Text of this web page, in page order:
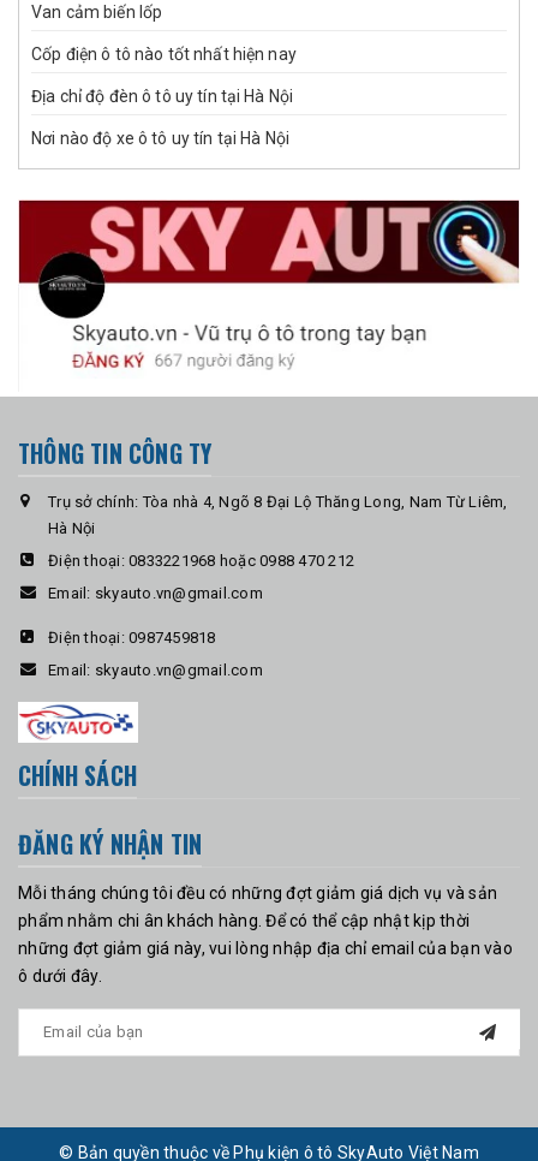
Van cảm biến lốp
Cốp điện ô tô nào tốt nhất hiện nay
Địa chỉ độ đèn ô tô uy tín tại Hà Nội
Nơi nào độ xe ô tô uy tín tại Hà Nội
THÔNG TIN CÔNG TY
Trụ sở chính: Tòa nhà 4, Ngõ 8 Đại Lộ Thăng Long, Nam Từ Liêm,
Hà Nội
Điện thoại: 0833221968 hoặc 0988 470 212
Email: skyauto.vn@gmail.com
Điện thoại: 0987459818
Email: skyauto.vn@gmail.com
CHÍNH SÁCH
ĐĂNG KÝ NHẬN TIN
Mỗi tháng chúng tôi đều có những đợt giảm giá dịch vụ và sản
phẩm nhằm chi ân khách hàng. Để có thể cập nhật kịp thời
những đợt giảm giá này, vui lòng nhập địa chỉ email của bạn vào
ô dưới đây.
© Bản quyền thuộc về Phụ kiện ô tô SkyAuto Việt Nam